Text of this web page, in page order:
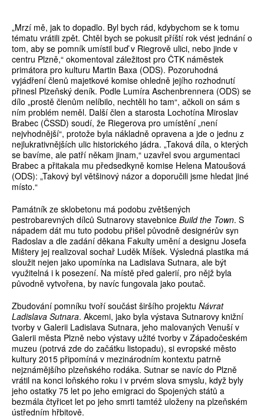
„Mrzí mě, jak to dopadlo. Byl bych rád, kdybychom se k tomu
tématu vrátili zpět. Chtěl bych se pokusit příští rok vést jednání o
tom, aby se pomník umístil buď v Riegrově ulici, nebo jinde v
centru Plzně,“ okomentoval záležitost pro ČTK náměstek
primátora pro kulturu Martin Baxa (ODS). Pozoruhodná
vyjádření členů majetkové komise ohledně jejího rozhodnutí
přinesl Plzeňský deník. Podle Lumíra Aschenbrennera (ODS) se
dílo „prostě členům nelíbilo, nechtěli ho tam“, ačkoli on sám s
ním problém neměl. Další člen a starosta Lochotína Miroslav
Brabec (ČSSD) soudí, že Riegerova pro umístění „není
nejvhodnější“, protože byla nákladně opravena a jde o jednu z
nejlukrativnějších ulic historického jádra. „Taková díla, o kterých
se bavíme, ale patří někam jinam,“ uzavřel svou argumentaci
Brabec a přitakala mu předsedkyně komise Helena Matoušová
(ODS): „Takový byl většinový názor a doporučili jsme hledat jiné
místo.“
Památník ze sklobetonu má podobu zvětšených
pestrobarevných dílců Sutnarovy stavebnice Build the Town. S
nápadem dát mu tuto podobu přišel původně designérův syn
Radoslav a dle zadání děkana Fakulty umění a designu Josefa
Mištery jej realizoval sochař Luděk Míšek. Výsledná plastika má
sloužit nejen jako upomínka na Ladislava Sutnara, ale být
využitelná i k posezení. Na místě před galerií, pro nějž byla
původně vytvořena, by navíc fungovala jako poutač.
Zbudování pomníku tvoří součást širšího projektu Návrat
Ladislava Sutnara. Akcemi, jako byla výstava Sutnarovy knižní
tvorby v Galerii Ladislava Sutnara, jeho malovaných Venuší v
Galerii města Plzně nebo výstavy užité tvorby v Západočeském
muzeu (potrvá zde do začátku listopadu), si evropské město
kultury 2015 připomíná v mezinárodním kontextu patrně
nejznámějšího plzeňského rodáka. Sutnar se navíc do Plzně
vrátil na konci loňského roku i v prvém slova smyslu, když byly
jeho ostatky 75 let po jeho emigraci do Spojených států a
bezmála čtyřicet let po jeho smrti tamtéž uloženy na plzeňském
ústředním hřbitově.